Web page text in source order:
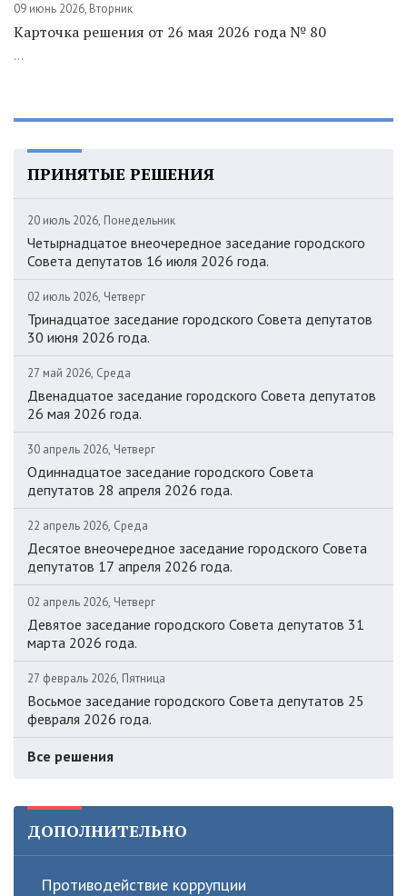
09 июнь 2026, Вторник
Карточка решения от 26 мая 2026 года № 80
...
ПРИНЯТЫЕ РЕШЕНИЯ
20 июль 2026, Понедельник
Четырнадцатое внеочередное заседание городского
Совета депутатов 16 июля 2026 года.
02 июль 2026, Четверг
Тринадцатое заседание городского Совета депутатов
30 июня 2026 года.
27 май 2026, Среда
Двенадцатое заседание городского Совета депутатов
26 мая 2026 года.
30 апрель 2026, Четверг
Одиннадцатое заседание городского Совета
депутатов 28 апреля 2026 года.
22 апрель 2026, Среда
Десятое внеочередное заседание городского Совета
депутатов 17 апреля 2026 года.
02 апрель 2026, Четверг
Девятое заседание городского Совета депутатов 31
марта 2026 года.
27 февраль 2026, Пятница
Восьмое заседание городского Совета депутатов 25
февраля 2026 года.
Все решения
ДОПОЛНИТЕЛЬНО
Противодействие коррупции